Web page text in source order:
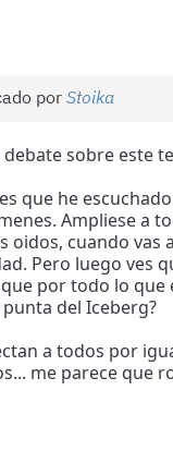
por Stoika
sobre este
que he
Ampliese a
oidos, cuando
Pero luego ves
por todo lo
del Iceberg?
a todos por
me parece que